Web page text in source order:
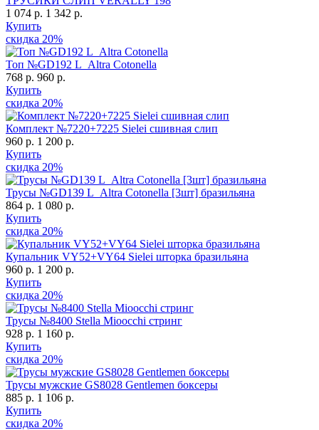
1 074 р. 1 342 р.
Купить
скидка 20%
Топ №GD192 L_Altra Cotonella
768 р. 960 р.
Купить
скидка 20%
Комплект №7220+7225 Sielei сшивная слип
960 р. 1 200 р.
Купить
скидка 20%
Трусы №GD139 L_Altra Cotonella [3шт] бразильяна
864 р. 1 080 р.
Купить
скидка 20%
Купальник VY52+VY64 Sielei шторка бразильяна
960 р. 1 200 р.
Купить
скидка 20%
Трусы №8400 Stella Mioocchi стринг
928 р. 1 160 р.
Купить
скидка 20%
Трусы мужские GS8028 Gentlemen боксеры
885 р. 1 106 р.
Купить
скидка 20%